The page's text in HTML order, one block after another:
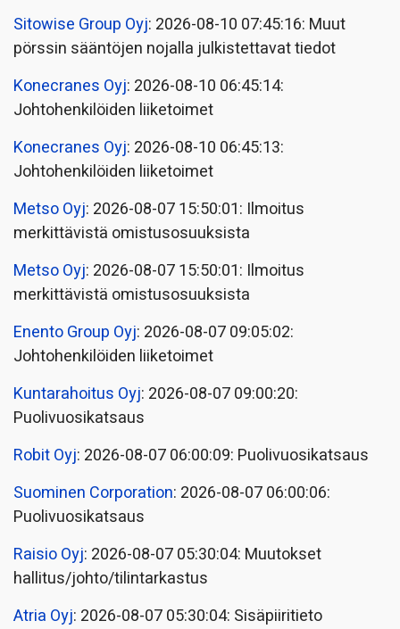
Sitowise Group Oyj: 2026-08-10 07:45:16: Muut
pörssin sääntöjen nojalla julkistettavat tiedot
Konecranes Oyj: 2026-08-10 06:45:14:
Johtohenkilöiden liiketoimet
Konecranes Oyj: 2026-08-10 06:45:13:
Johtohenkilöiden liiketoimet
Metso Oyj: 2026-08-07 15:50:01: Ilmoitus
merkittävistä omistusosuuksista
Metso Oyj: 2026-08-07 15:50:01: Ilmoitus
merkittävistä omistusosuuksista
Enento Group Oyj: 2026-08-07 09:05:02:
Johtohenkilöiden liiketoimet
Kuntarahoitus Oyj: 2026-08-07 09:00:20:
Puolivuosikatsaus
Robit Oyj: 2026-08-07 06:00:09: Puolivuosikatsaus
Suominen Corporation: 2026-08-07 06:00:06:
Puolivuosikatsaus
Raisio Oyj: 2026-08-07 05:30:04: Muutokset
hallitus/johto/tilintarkastus
Atria Oyj: 2026-08-07 05:30:04: Sisäpiiritieto